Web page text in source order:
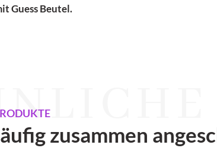
Guess Beutel.
zusammen